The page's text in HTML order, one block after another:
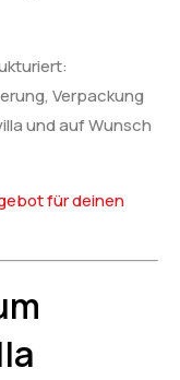
Verpackung
und auf Wunsch
für deinen